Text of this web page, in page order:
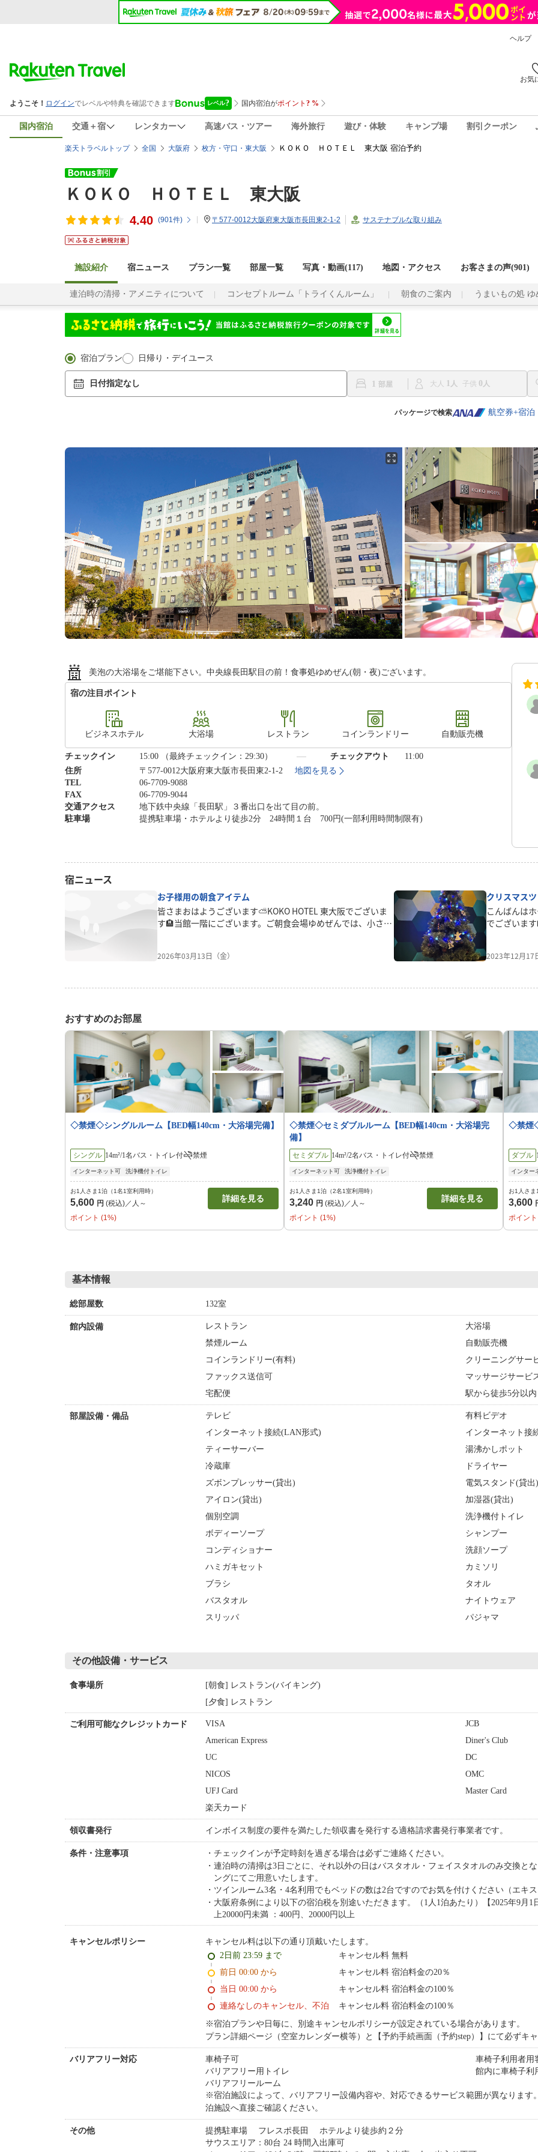
ヘルプ
お気
国内宿泊 交通＋宿 レンタカー 高速バス・ツアー 海外旅行 遊び・体験 キャンプ場 割引クーポン
楽天トラベルトップ 全国 大阪府 枚方・守口・東大阪 ＫＯＫＯ ＨＯＴＥＬ 東大阪 宿泊予約
ＫＯＫＯ ＨＯＴＥＬ 東大阪
4.40 (901件) 〒577-0012大阪府東大阪市長田東2-1-2 サステナブルな取り組み
施設紹介 宿ニュース プラン一覧 部屋一覧 写真・動画(117) 地図・アクセス お客さまの声(901)
連泊時の清掃・アメニティについて コンセプトルーム「トライくんルーム」 朝食のご案内 うまいもの処
宿泊プラン 日帰り・デイユース
日付指定なし 1 大人 1 子供 0
パッケージで検索 航空券+宿泊
美泡の大浴場をご堪能下さい。中央線長田駅目の前！食事処ゆめぜん(朝・夜)ございます。
宿の注目ポイント
ビジネスホテル 大浴場 レストラン コインランドリー 自動販売機
チェックイン 15:00 （最終チェックイン：29:30） チェックアウト
11:00
住所
〒577-0012大阪府東大阪市長田東2-1-2
地図を見る
TEL
06-7709-9088
FAX
06-7709-9044
交通アクセス
地下鉄中央線「長田駅」３番出口を出て目の前。
駐車場
提携駐車場・ホテルより徒歩2分 24時間１台 700円(一部利用時間制限有)
宿ニュース
お子様用の朝食アイテム
皆さまおはようございます⛅️KOKO HOTEL 東大阪でございま
す🏨当館一階にございます。ご朝食会場ゆめぜんでは、小さな
ンとなり、ご家族でご旅行、ご利用の際には、ぜひご活用くだ
2026年03月13日（金）
クリスマス
こんばんは
でございま
クリスマス
2023年12月17
おすすめのお部屋
◇禁煙◇シングルルーム【BED幅140cm・大浴場完備】
シングル 14m²/1名バス・トイレ付 禁煙
インターネット可 洗浄機付トイレ
お1人さま1泊（1名1室利用時）
5,600 円 (税込)／人～ 詳細を見る
ポイント (1%)
◇禁煙◇セミダブルルーム【BED幅140cm・大浴場完
備】
セミダブル 14m²/2名バス・トイレ付 禁煙
インターネット可 洗浄機付トイレ
お1人さま1泊（2名1室利用時）
3,240 円 (税込)／人～ 詳細を見る
ポイント (1%)
◇禁煙◇
ダブル
インター
お1人さま
3,600
ポイン
基本情報
総部屋数 132室
館内設備 レストラン
大浴場
禁煙ルーム
自動販売機
コインランドリー(有料)
クリーニングサー
ファックス送信可
マッサージサービ
宅配便
駅から徒歩5分以内
部屋設備・備品 テレビ
有料ビデオ
インターネット接続(LAN形式)
インターネット接
ティーサーバー
湯沸かしポット
冷蔵庫
ドライヤー
ズボンプレッサー(貸出)
電気スタンド(貸出)
アイロン(貸出)
加湿器(貸出)
個別空調
洗浄機付トイレ
ボディーソープ
シャンプー
コンディショナー
洗顔ソープ
ハミガキセット
カミソリ
ブラシ
タオル
バスタオル
ナイトウェア
スリッパ
パジャマ
その他設備・サービス
食事場所
[朝食] レストラン(バイキング)
[夕食] レストラン
ご利用可能なクレジットカード VISA
JCB
American Express
Diner's Club
UC
DC
NICOS
OMC
UFJ Card
Master Card
楽天カード
領収書発行 インボイス制度の要件を満たした領収書を発行する適格請求書発行事業者です。
条件・注意事項
チェックインが予定時刻を過ぎる場合は必ずご連絡ください。
連泊時の清掃は3日ごとに、それ以外の日はバスタオル・フェイスタオルのみ交換と
ングにてご用意いたします。
ツインルーム3名・4名利用でもベッドの数は2台ですのでお気を付けください（エキ
大阪府条例により以下の宿泊税を別途いただきます。（1人1泊あたり）【2025年9月1
上20000円未満 ：400円、20000円以上
キャンセルポリシー キャンセル料は以下の通り頂戴いたします。
2日前 23:59 まで
キャンセル料 無料
前日 00:00 から
キャンセル料 宿泊料金の20％
当日 00:00 から
キャンセル料 宿泊料金の100％
連絡なしのキャンセル、不泊
キャンセル料 宿泊料金の100％
※宿泊プランや日毎に、別途キャンセルポリシーが設定されている場合があります。
プラン詳細ページ（空室カレンダー横等）と【予約手続画面（予約step）】にて必ずキ
バリアフリー対応
車椅子可
バリアフリー用トイレ
バリアフリールーム
車椅子利用者用
館内に車椅子利
※宿泊施設によって、バリアフリー設備内容や、対応できるサービス範囲が異なりま
泊施設へ直接ご確認ください。
その他
提携駐⾞場 フレスポ⻑⽥ ホテルより徒歩約２分
サウスエリア：80台 24 時間入出庫可